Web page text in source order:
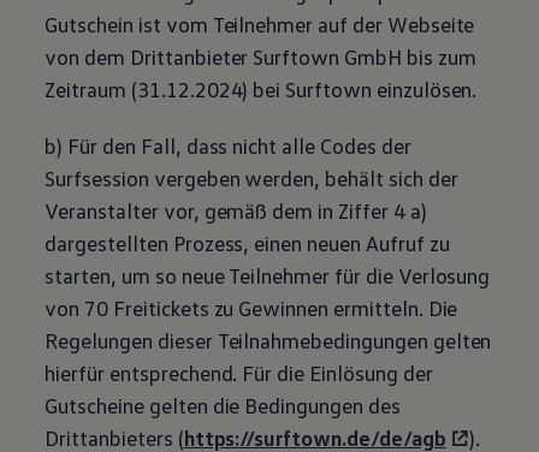
Gutschein ist vom Teilnehmer auf der Webseite
von dem Drittanbieter Surftown GmbH bis zum
Zeitraum (31.12.2024) bei Surftown einzulösen.
b) Für den Fall, dass nicht alle Codes der
Surfsession vergeben werden, behält sich der
Veranstalter vor, gemäß dem in Ziffer 4 a)
dargestellten Prozess, einen neuen Aufruf zu
starten, um so neue Teilnehmer für die Verlosung
von 70 Freitickets zu Gewinnen ermitteln. Die
Regelungen dieser Teilnahmebedingungen gelten
hierfür entsprechend. Für die Einlösung der
Gutscheine gelten die Bedingungen des
Drittanbieters (https://surftown.de/de/agb ).